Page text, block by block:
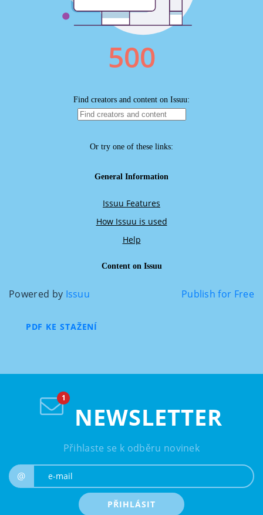
Powered by Issuu Publish for Free
PDF KE STAŽENÍ
NEWSLETTER
Přihlaste se k odběru novinek
@
PŘIHLÁSIT